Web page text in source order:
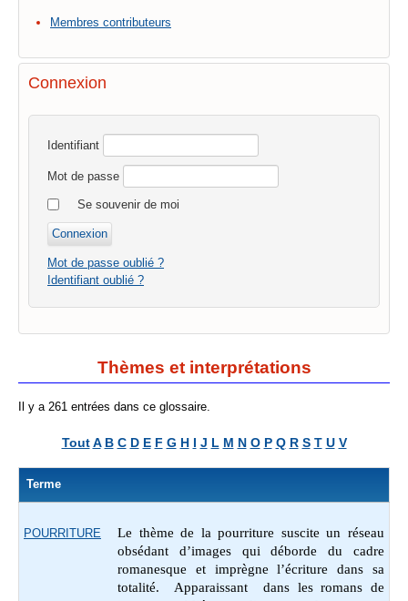
Membres contributeurs
Connexion
Identifiant
Mot de passe
Se souvenir de moi
Mot de passe oublié ?
Identifiant oublié ?
Thèmes et interprétations
Il y a 261 entrées dans ce glossaire.
Tout A B C D E F G H I J L M N O P Q R S T U V
Terme
POURRITURE
Le thème de la pourriture suscite un réseau
obsédant d’images qui déborde du cadre
romanesque et imprègne l’écriture dans sa
totalité. Apparaissant dans les romans de